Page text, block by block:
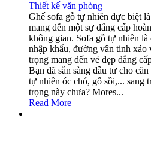
Thiết kế văn phòng
Ghế sofa gỗ tự nhiên đực biệt
mang đến một sự đẳng cấp
không gian. Sofa gỗ tự nhiên
nhập khẩu, đường vân tinh xảo
trọng mang đến vẻ đẹp đẳng
Bạn đã sẵn sàng đầu tư cho
tự nhiên óc chó, gỗ sồi,... sang
trọng này chưa? Mores...
Read More